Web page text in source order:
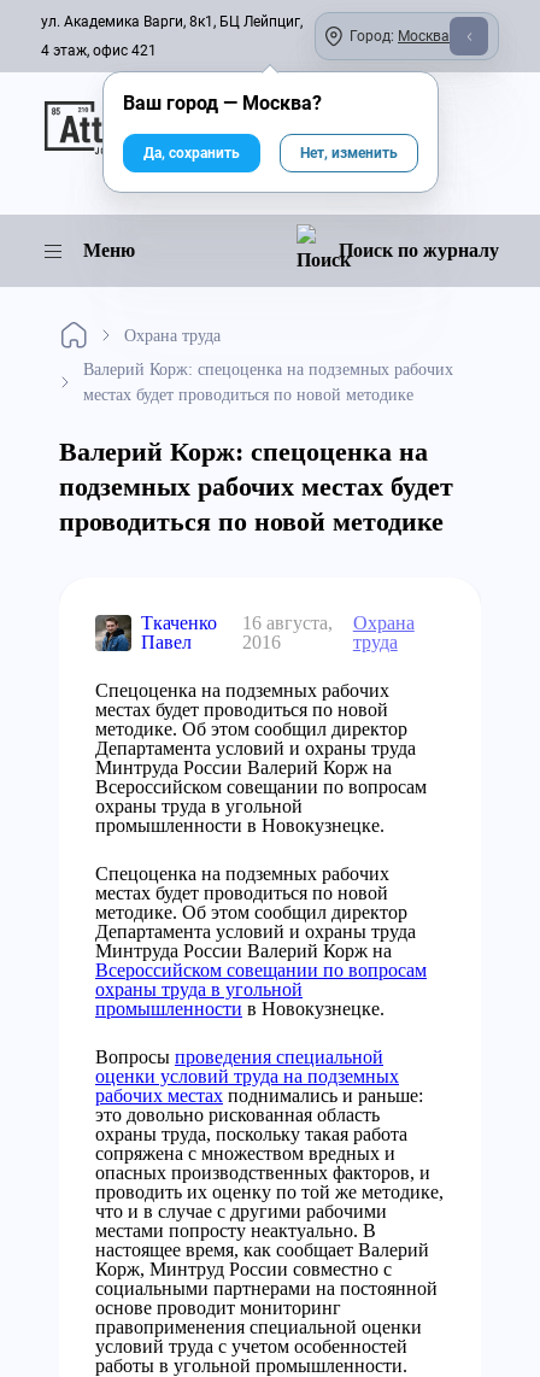
ул. Академика Варги, 8к1, БЦ Лейпциг,
4 этаж, офис 421
Город: Москва
Онлайн-журнал
Меню Поиск по журналу
Охрана труда
Валерий Корж: спецоценка на подземных рабочих
местах будет проводиться по новой методике
Валерий Корж: спецоценка на
подземных рабочих местах будет
проводиться по новой методике
Ткаченко
Павел
16 августа,
2016
Охрана
труда
Спецоценка на подземных рабочих
местах будет проводиться по новой
методике. Об этом сообщил директор
Департамента условий и охраны труда
Минтруда России Валерий Корж на
Всероссийском совещании по вопросам
охраны труда в угольной
промышленности в Новокузнецке.
Спецоценка на подземных рабочих
местах будет проводиться по новой
методике. Об этом сообщил директор
Департамента условий и охраны труда
Минтруда России Валерий Корж на
Всероссийском совещании по вопросам
охраны труда в угольной
промышленности в Новокузнецке.
Вопросы проведения специальной
оценки условий труда на подземных
рабочих местах поднимались и раньше:
это довольно рискованная область
охраны труда, поскольку такая работа
сопряжена с множеством вредных и
опасных производственных факторов, и
проводить их оценку по той же методике,
что и в случае с другими рабочими
местами попросту неактуально. В
настоящее время, как сообщает Валерий
Корж, Минтруд России совместно с
социальными партнерами на постоянной
основе проводит мониторинг
правоприменения специальной оценки
условий труда с учетом особенностей
работы в угольной промышленности.
Ваш город — Москва?
Да, сохранить Нет, изменить